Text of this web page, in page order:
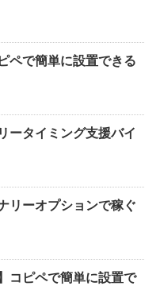
ペで簡単に設置できる
ータイミング支援バイ
リーオプションで稼ぐ
コピペで簡単に設置で